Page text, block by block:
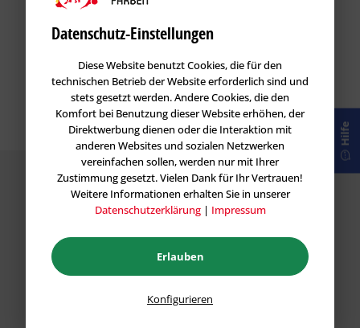
Garantie
Wir stehen hinter unseren Produkten und geben
Ihnen eine Preis-Leistungs Garantie für alle Vietschi
Produkte.
Hilfe
Datenschutz-Einstellungen
Diese Website benutzt Cookies, die für den
technischen Betrieb der Website erforderlich sind und
stets gesetzt werden. Andere Cookies, die den
Komfort bei Benutzung dieser Website erhöhen, der
Direktwerbung dienen oder die Interaktion mit
anderen Websites und sozialen Netzwerken
vereinfachen sollen, werden nur mit Ihrer
Zustimmung gesetzt. Vielen Dank für Ihr Vertrauen!
Weitere Informationen erhalten Sie in unserer
Datenschutzerklärung| Impressum
Erlauben
Konfigurieren